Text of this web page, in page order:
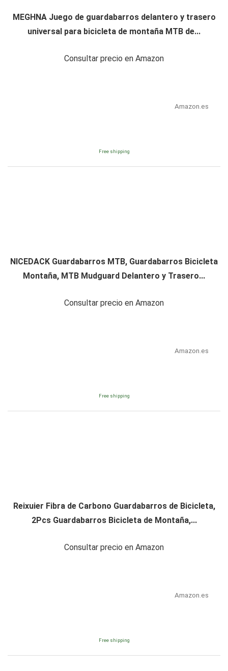
MEGHNA Juego de guardabarros delantero y trasero
universal para bicicleta de montaña MTB de...
Consultar precio en Amazon
Amazon.es
Free shipping
NICEDACK Guardabarros MTB, Guardabarros Bicicleta
Montaña, MTB Mudguard Delantero y Trasero...
Consultar precio en Amazon
Amazon.es
Free shipping
Reixuier Fibra de Carbono Guardabarros de Bicicleta,
2Pcs Guardabarros Bicicleta de Montaña,...
Consultar precio en Amazon
Amazon.es
Free shipping